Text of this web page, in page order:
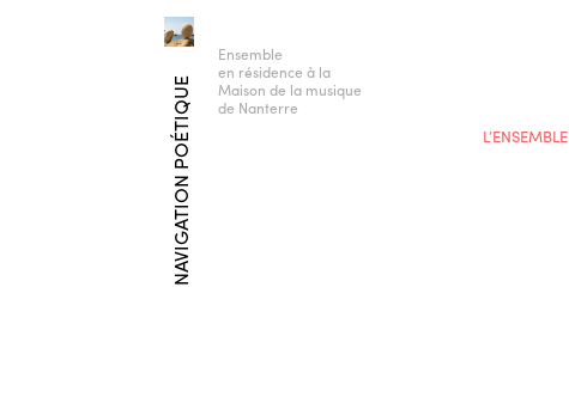
NAVIGATION POÉTIQUE
Ensemble
en résidence à la
Maison de la musique
de Nanterre
L’ENSEMBLE